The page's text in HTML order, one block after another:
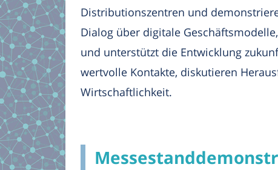
Distributionszentren und
Dialog über digitale
und unterstützt die Entwicklung
wertvolle Kontakte, diskutieren
Wirtschaftlichkeit.